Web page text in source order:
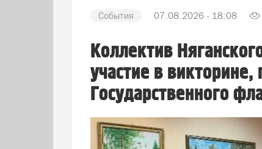
События 07.08.2026 - 18:08
Коллектив
участие в
Государственного